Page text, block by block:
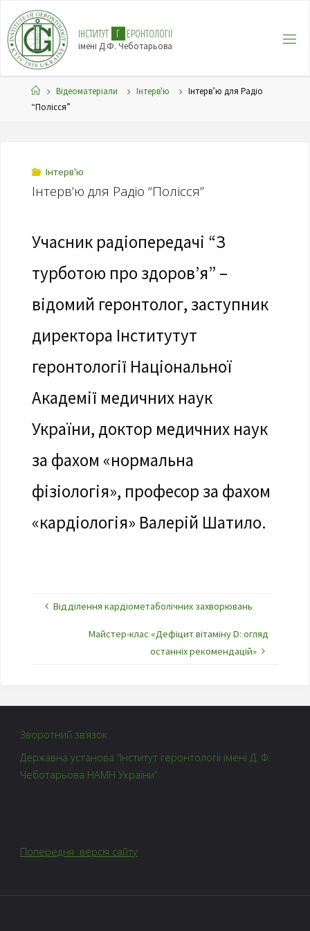
ІНСТИТУТ Г ЕРОНТОЛОГІЇ
імені Д.Ф. Чеботарьова
Відеоматеріали Інтерв'ю
Інтерв’ю для Радіо
“Полісся”
Інтерв'ю
Інтерв’ю для Радіо “Полісся”
Учасник радіопередачі “З
турботою про здоров’я” –
відомий геронтолог, заступник
директора Інститутут
геронтології Національної
Академії медичних наук
України, доктор медичних наук
за фахом «нормальна
фізіологія», професор за фахом
«кардіологія» Валерій Шатило.
Відділення кардіометаболічних захворювань
Майстер-клас «Дефіцит вітаміну D: огляд
останніх рекомендацій»
Зворотний зв’язок
Державна установа “Інститут геронтології імені Д. Ф.
Чеботарьова НАМН України”
Попередня версія сайту